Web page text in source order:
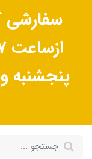
سفارشی
پنجشنبه